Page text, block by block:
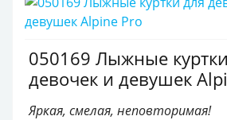
050169 Лыжные
девочек и девушек
Яркая, смелая, неповторимая!